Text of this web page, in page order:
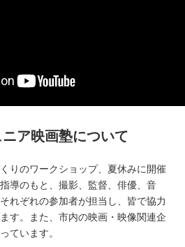
ア映画塾について
りのワークショップ、夏休みに開催
導のもと、撮影、監督、俳優、音
れぞれの参加者が担当し、皆で協力
す。また、市内の映画・映像関連企
ています。